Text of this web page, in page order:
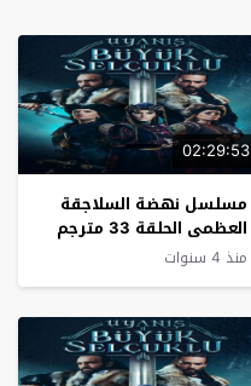
02:29:53
مسلسل نهضة السلاجقة
العظمى الحلقة 33 مترجم
منذ 4 سنوات